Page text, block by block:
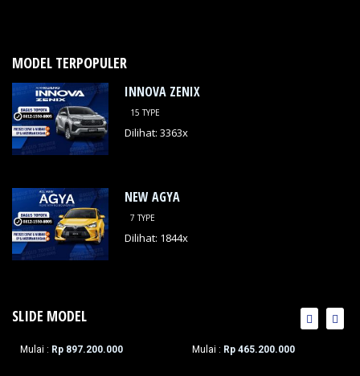
MODEL TERPOPULER
INNOVA ZENIX
15 TYPE
Dilihat: 3363x
NEW AGYA
7 TYPE
Dilihat: 1844x
SLIDE MODEL
NEW CAMRY
Mulai : Rp 897.200.000 Mulai : Rp 465.200.000